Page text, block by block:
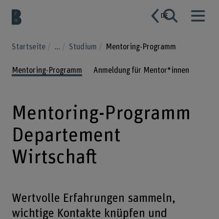
DE
Startseite ... Studium Mentoring-Programm
Mentoring-Programm Anmeldung für Mentor*innen
Mentoring-Programm
Departement
Wirtschaft
Wertvolle Erfahrungen sammeln,
wichtige Kontakte knüpfen und